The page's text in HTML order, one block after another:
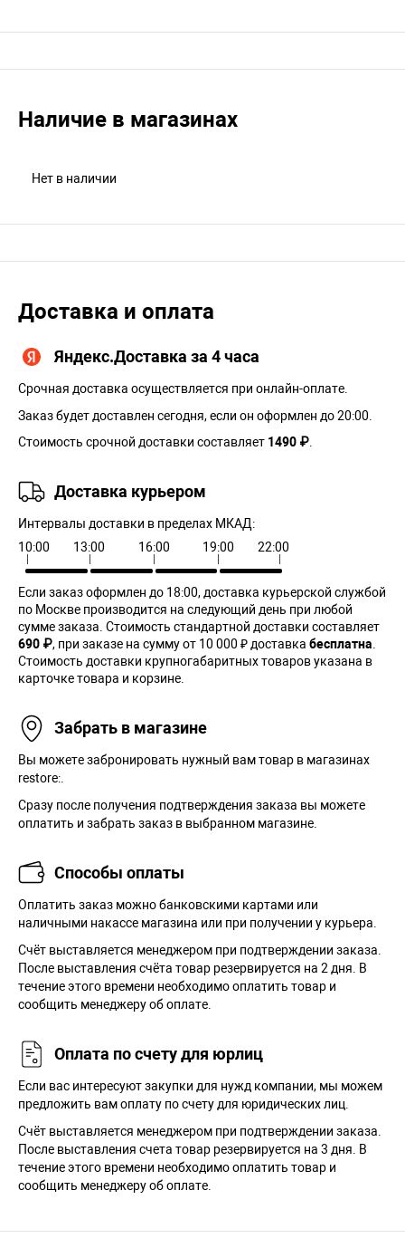
Наличие в магазинах
Нет в наличии
Доставка и оплата
Яндекс.Доставка за 4 часа
Срочная доставка осуществляется при онлайн-оплате.
Заказ будет доставлен сегодня, если он оформлен до 20:00.
Стоимость срочной доставки составляет 1490 ₽
Доставка курьером
Интервалы доставки в пределах МКАД:
10:00
13:00 16:00 19:00 22:00
Если заказ оформлен до 18:00, доставка курьерской службой
по Москве производится на следующий день при любой
сумме заказа. Cтоимость стандартной доставки составляет
690 ₽, при заказе на сумму от 10 000 ₽ доставка бесплатна
Стоимость доставки крупногабаритных товаров указана в
карточке товара и корзине.
Забрать в магазине
Вы можете забронировать нужный вам товар в магазинах
restore:.
Сразу после получения подтверждения заказа вы можете
оплатить и забрать заказ в выбранном магазине.
Способы оплаты
Оплатить заказ можно банковскими картами или
наличными накассе магазина или при получении у курьера.
Cчёт выставляется менеджером при подтверждении заказа.
После выставления счёта товар резервируется на 2 дня. В
течение этого времени необходимо оплатить товар и
сообщить менеджеру об оплате.
Оплата по счету для юрлиц
Если вас интересуют закупки для нужд компании, мы можем
предложить вам оплату по счету для юридических лиц.
Счёт выставляется менеджером при подтверждении заказа.
После выставления счета товар резервируется на 3 дня. В
течение этого времени необходимо оплатить товар и
сообщить менеджеру об оплате.